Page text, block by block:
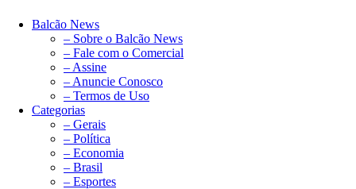
Balcão News
– Sobre o Balcão News
– Fale com o Comercial
– Assine
– Anuncie Conosco
– Termos de Uso
Categorias
– Gerais
– Política
– Economia
– Brasil
– Esportes